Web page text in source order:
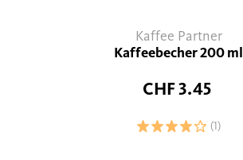
Kaffee Partner
Kaffeebecher 200 ml
CHF 3.45
(1)